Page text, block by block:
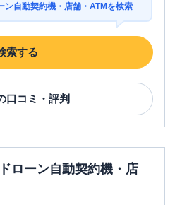
ン自動契約機・店舗・ATMを検索
索する
口コミ・評判
ローン自動契約機・店